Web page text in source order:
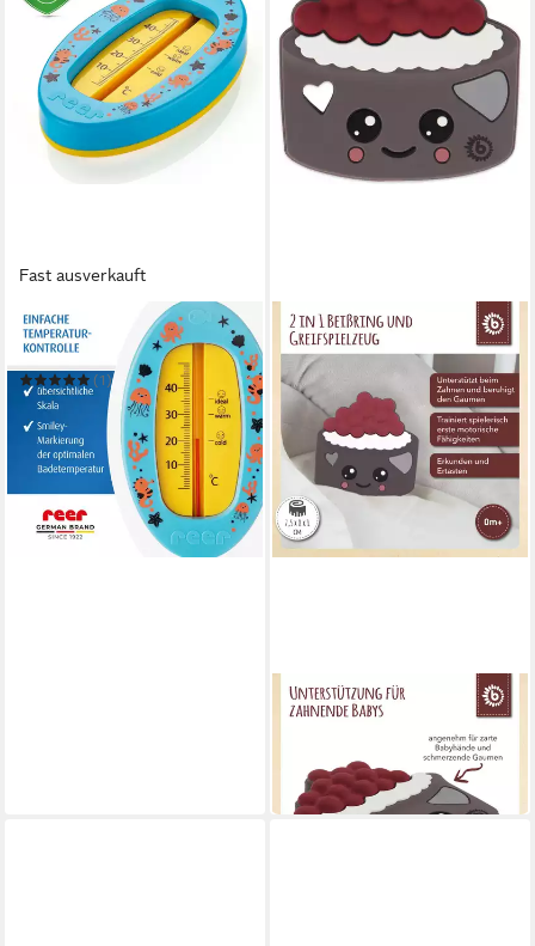
Fast ausverkauft
REER
Badethermometer Blau
(1)
4,99 €
in 2-3 Werktagen bei dir
BIECO
Beißring Bieco Silikon Torte
Beißring Baby, 8 cm Ab 0
10,49 €
in 4-5 Werktagen bei dir